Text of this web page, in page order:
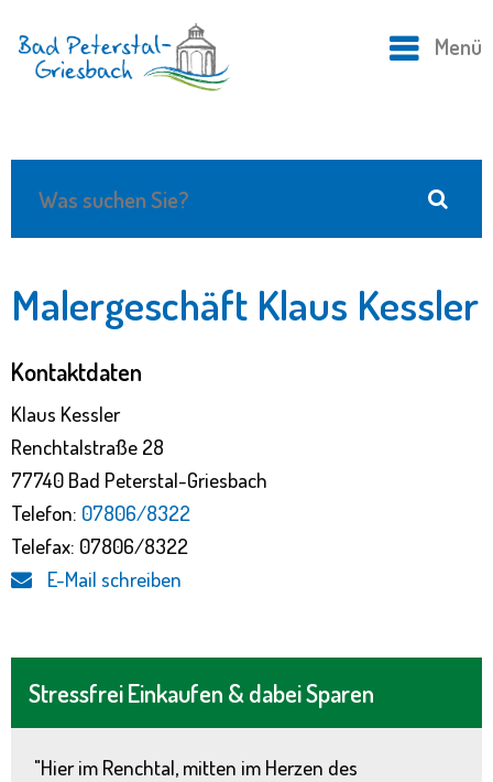
Menü
Stressfrei Einkaufen & dabei Sparen
"Hier im Renchtal, mitten im Herzen des
Malergeschäft Klaus Kessler
Kontaktdaten
Klaus Kessler
Renchtalstraße 28
77740 Bad Peterstal-Griesbach
Telefon: 07806/8322
Telefax: 07806/8322
E-Mail schreiben